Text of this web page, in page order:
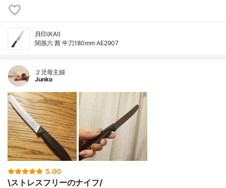
貝印(KAI)
関孫六 茜 牛刀180mm AE2907
２児母主婦
Junko
5.00
\ストレスフリーのナイフ/